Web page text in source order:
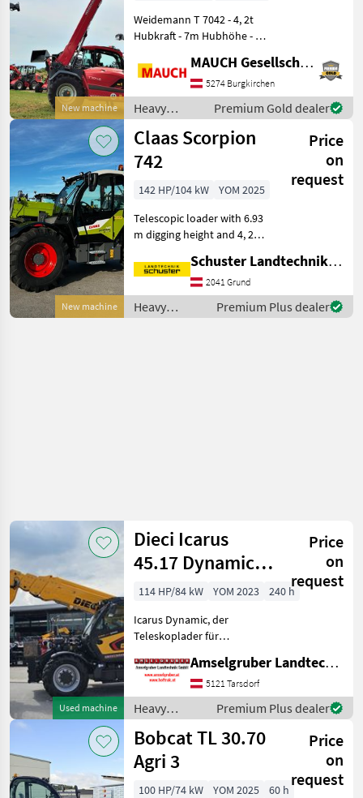
New machine
Weidemann T 7042 - 4, 2t
Hubkraft - 7m Hubhöhe - 4
7650kg Eigengewicht -
Hydrostatischer
Fahrantrieb - 20 km/h
(Optional 30 km/h
MAUCH Gesellschaft m.b.H. & Co.KG
5274 Burgkirchen
Heavy
equipment/
construction
machines /
Weidemann
Premium Gold dealer
New machine
Claas Scorpion
742
Price
on
request
142 HP/104 kW
YOM 2025
Telescopic loader with 6.93
m digging height and 4, 200
Telescopic arm: Two-piece,
hydraulically extendable
telescopic arm Lifting and
telescopic
Schuster Landtechnik Grund
2041 Grund
Heavy
equipment/
Premium Plus dealer
Used machine
Dieci Icarus
45.17 Dynamic
GD mit
Arbeitskorb
schwenk+
Price
on
request
114 HP/84 kW YOM 2023
240 h
Icarus Dynamic, der
Teleskoplader für
robuste und langlebige
Ausleger verleiht diesem
Teleskoplader hohe
Zuverlässigkeit, während
die unabh
Amselgruber Landtechnik GmbH
5121 Tarsdorf
Heavy
equipment/
construction
machines /
Dieci
Premium Plus dealer
Bobcat TL 30.70
Agri 3
Price
on
request
100 HP/74 kW YOM 2025
60 h